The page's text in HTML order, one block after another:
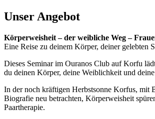
Unser Angebot
Körperweisheit – der weibliche Weg –
Eine Reise zu deinem Körper, deiner gelebten
Dieses Seminar im Ouranos Club auf Korfu
du deinen Körper, deine Weiblichkeit und
In der noch kräftigen Herbstsonne Korfus, mit
Biografie neu betrachten, Körperweisheit
Paartherapie.